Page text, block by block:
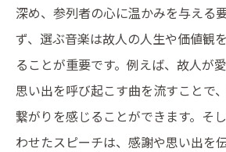
深め、参列者の心に温かみを与える
ず、選ぶ音楽は故人の人生や価値観
ることが重要です。例えば、故人が
思い出を呼び起こす曲を流すことで
繋がりを感じることができます。そ
わせたスピーチは、感謝や思い出を